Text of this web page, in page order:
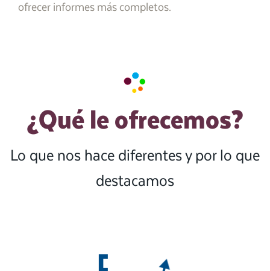
ofrecer informes más completos.
¿Qué le ofrecemos?
Lo que nos hace diferentes y por lo que
destacamos